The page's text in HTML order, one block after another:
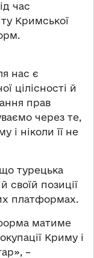
час
Кримської
нас є
цілісності й
прав
через те,
і ніколи її не
турецька
своїй позиції
платформах.
матиме
Криму і
–